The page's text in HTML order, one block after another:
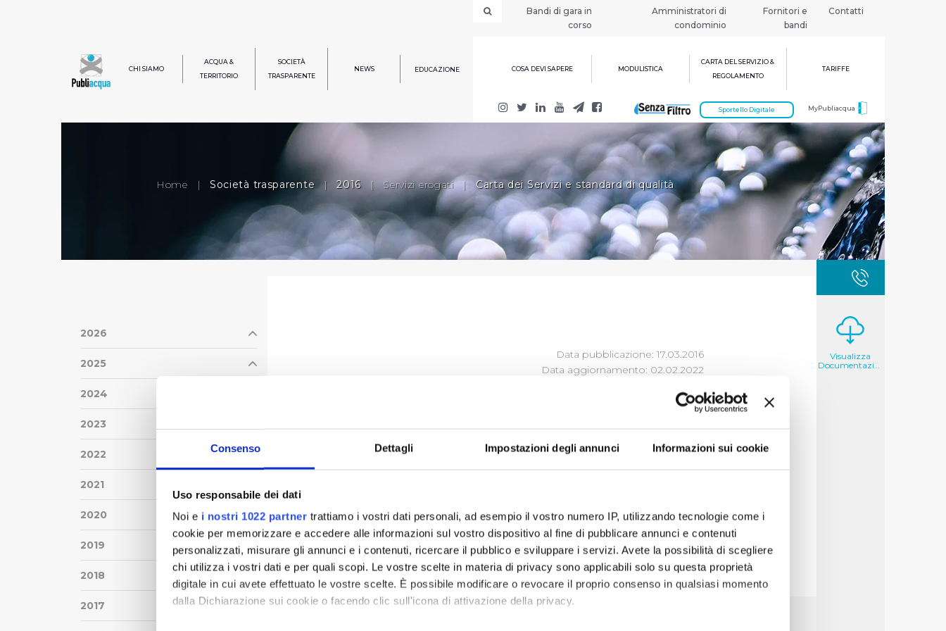
Consenso Dettagli Impostazioni degli annunci Informazioni sui cookie
Uso responsabile dei dati
Noi e i nostri 1022 partner trattiamo i vostri dati personali, ad esempio il vostro numero IP, utilizzando tecnologie come i
cookie per memorizzare e accedere alle informazioni sul vostro dispositivo al fine di pubblicare annunci e contenuti
personalizzati, misurare gli annunci e i contenuti, ricercare il pubblico e sviluppare i servizi. Avete la possibilità di scegliere
chi utilizza i vostri dati e per quali scopi. Le vostre scelte in materia di privacy sono applicabili solo su questa proprietà
digitale in cui avete effettuato le vostre scelte. È possibile modificare o revocare il proprio consenso in qualsiasi momento
dalla Dichiarazione sui cookie o facendo clic sull'icona di attivazione della privacy.
Bandi di gara in
corso
Amministratori di
condominio
Fornitori e
bandi
Contatti
CHI SIAMO
ACQUA &
TERRITORIO
SOCIETÀ
TRASPARENTE
NEWS EDUCAZIONE COSA DEVI SAPERE MODULISTICA
CARTA DEL SERVIZIO &
REGOLAMENTO
TARIFFE
MyPubliacqua
Sportello Digitale
Home | Società trasparente | 2016 | Servizi erogati | Carta dei Servizi e standard di qualità
2026
2025
2024
2023
2022
2021
2020
2019
2018
2017
Data pubblicazione: 17.03.2016
Data aggiornamento: 02.02.2022
QUALITÀ
Carta del Servizio valida dal 1 Luglio 2016
Visualizza
Documentazione